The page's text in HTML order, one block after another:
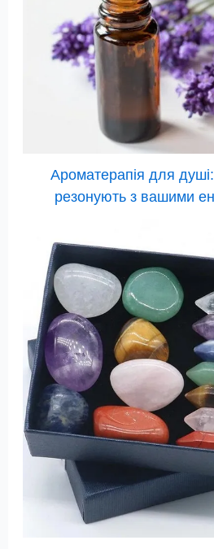
Ароматерапія для душі:
резонують з вашими